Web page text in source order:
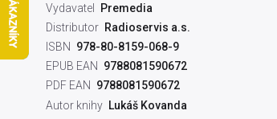
Vydavatel Premedia
Distributor Radioservis a.s.
ISBN
978-80-8159-068-9
EPUB EAN
9788081590672
PDF EAN
9788081590672
Autor knihy Lukáš Kovanda